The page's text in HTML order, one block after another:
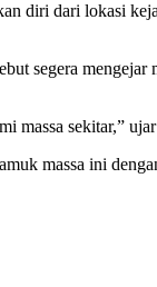
diri dari lokasi
segera
massa sekitar,”
massa ini